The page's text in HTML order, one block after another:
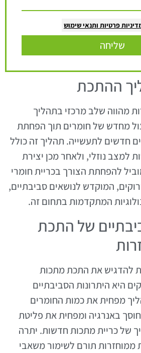
פרטיות ותנאי שימוש
שליחה
ההתכת
מהווה שלב מרכזי בתהליך
מחדש של חומרים תוך הפחתת
חדשים לתעשייה. תהליך זה כולל
נוזלי, ולאחר מכן יצירת
להפחתת הצורך בכריית חומרי
המוקדש לנושאים סביבתיים,
המתקדמות בתחום זה.
של התכת
להדגיש את התכת מתכות
היא היתרונות הסביבתיים
מפחית את כמות החומרים
באנרגיה ומפחית את פליטת
של כריית מתכות חדשות. יתרה
תורם לשימור משאבי